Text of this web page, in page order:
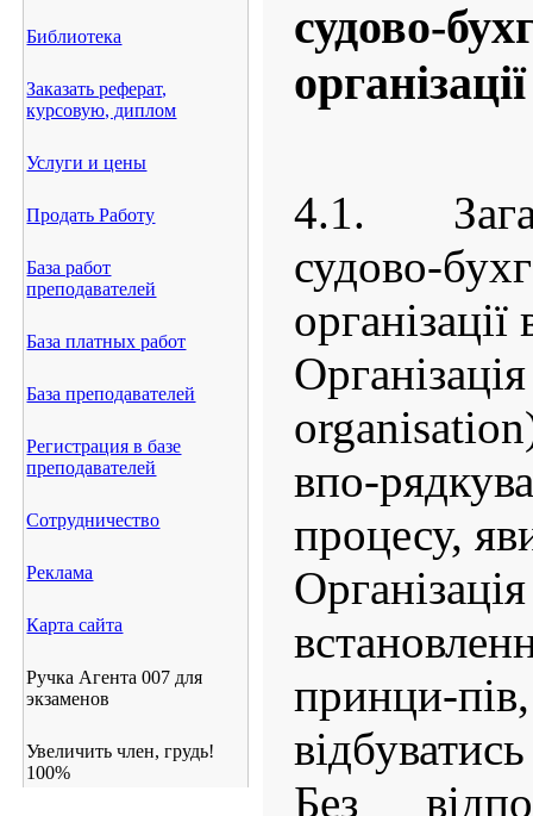
Библиотека
Заказать реферат,
курсовую, диплом
Услуги и цены
Продать Работу
База работ
преподавателей
База платных работ
База преподавателей
Регистрация в базе
преподавателей
Сотрудничество
Реклама
Карта сайта
Ручка Агента 007 для
экзаменов
Увеличить член, грудь!
100%
судово-
4.1.
судово-
організації
впо-
процесу,
принци-
Без